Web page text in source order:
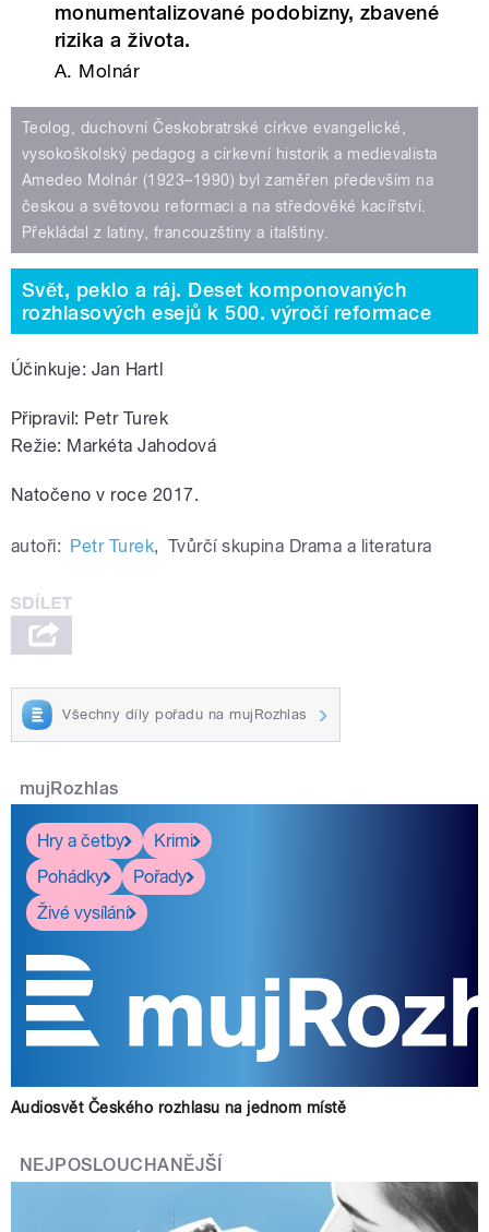
monumentalizované podobizny, zbavené
rizika a života.
A. Molnár
Teolog, duchovní Českobratrské církve evangelické,
vysokoškolský pedagog a církevní historik a medievalista
Amedeo Molnár (1923–1990) byl zaměřen především na
českou a světovou reformaci a na středověké kacířství.
Překládal z latiny, francouzštiny a italštiny.
Svět, peklo a ráj. Deset komponovaných
rozhlasových esejů k 500. výročí reformace
Účinkuje: Jan Hartl
Připravil: Petr Turek
Režie: Markéta Jahodová
Natočeno v roce 2017.
autoři: Petr Turek, Tvůrčí skupina Drama a literatura
Všechny díly pořadu na mujRozhlas
mujRozhlas
Hry a četby
Krimi
Pohádky
Pořady
Živé vysílání
Audiosvět Českého rozhlasu na jednom místě
NEJPOSLOUCHANĚJŠÍ